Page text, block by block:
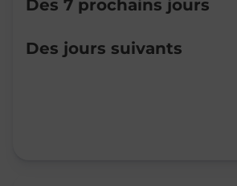
Des 7 prochains jours
Lundi
Fermé
Des jours suivants